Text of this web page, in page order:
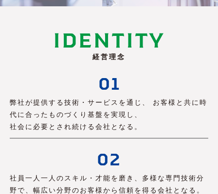
IDENTITY
経営理念
01
弊社が提供する技術・サービスを通じ、 お客様と共に時
代に合ったものづくり基盤を実現し、
社会に必要とされ続ける会社となる。
02
社員一人一人のスキル・才能を磨き、多様な専門技術分
野で、幅広い分野のお客様から信頼を得る会社となる。